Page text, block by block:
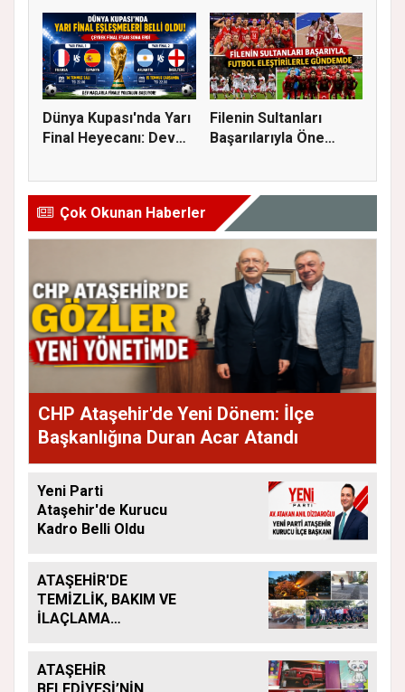
Dünya Kupası'nda Yarı
Final Heyecanı: Dev
Filenin Sultanları
Başarılarıyla Öne
Çok Okunan Haberler
CHP Ataşehir'de Yeni Dönem: İlçe
Başkanlığına Duran Acar Atandı
Yeni Parti
Ataşehir'de Kurucu
Kadro Belli Oldu
ATAŞEHİR'DE
TEMİZLİK, BAKIM VE
İLAÇLAMA
ATAŞEHİR
BELEDİYESİ’NİN